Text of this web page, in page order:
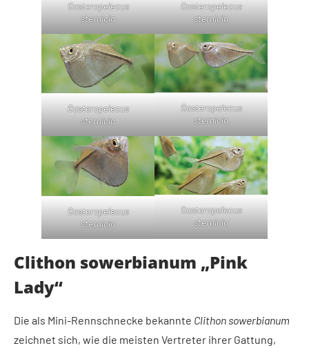
Gasteropelecus
sternicla
Gasteropelecus
sternicla
Gasteropelecus
sternicla
Gasteropelecus
sternicla
Gasteropelecus
sternicla
Gasteropelecus
sternicla
Clithon sowerbianum „Pink
Lady“
Die als Mini-Rennschnecke bekannte Clithon sowerbianum
zeichnet sich, wie die meisten Vertreter ihrer Gattung,